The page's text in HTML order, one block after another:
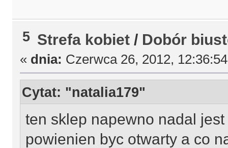
5 Strefa kobiet / Dobór
« dnia: Czerwca 26, 2012,
Cytat: "natalia179"
ten sklep napewno nadal
powienien byc otwarty a co